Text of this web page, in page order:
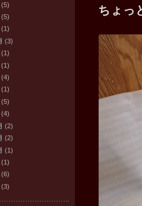
ちょっ
(5)
(5)
(1)
(3)
(1)
(1)
(4)
(1)
(5)
(4)
(2)
(2)
(1)
(1)
(6)
(3)